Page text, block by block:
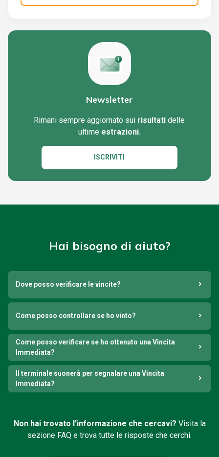
Newsletter
Rimani sempre aggiornato sui risultati delle
ultime estrazioni.
ISCRIVITI
Hai bisogno di aiuto?
Dove posso verificare le vincite?
Come posso controllare se ho vinto?
Come posso verificare se ho ottenuto una Vincita
Immediata?
Il terminale suonerà per segnalare una Vincita
Immediata?
Non hai trovato l’informazione che cercavi? Visita la
sezione FAQ e trova tutte le risposte che cerchi.